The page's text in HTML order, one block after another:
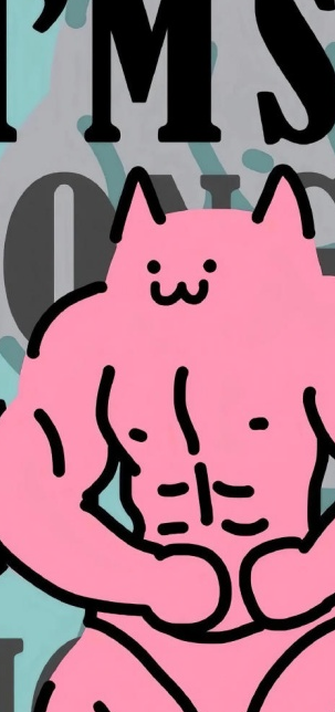
2023-01-16 15:00:06
纸2023最新高清 喜欢的都拥有失
全新锁屏手机壁纸好看合集 很个性
感的精致壁纸
2023-02-03 23:18:04
最漂亮的手机壁纸合集 2023比较
机壁纸大全
2023-03-01 13:16:12
机壁纸2023最新合集 超温柔又超
肤
2023-02-13 17:50:11
简单却很酷的聊天背景高清 一定要
聊天背景全面屏
2023-01-07 19:36:09
最新版男生最爱的壁纸 适合男生用
又很高级的壁纸
2023-02-20 10:40:11
最潮的好看的全面屏壁纸合集 申请
的新壁纸
4
5
8
9